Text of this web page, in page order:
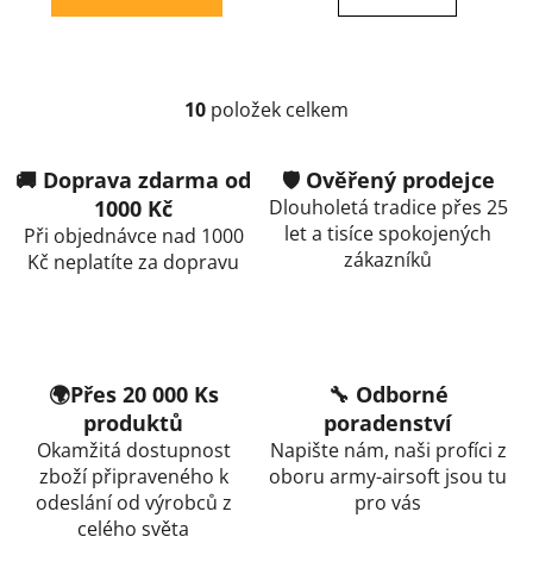
O
á
d
y
v
ý
10 položek celkem
🚚 Doprava zdarma od
1000 Kč
Při objednávce nad 1000
Kč neplatíte za dopravu
🛡️ Ověřený prodejce
Dlouholetá tradice přes 25
let a tisíce spokojených
zákazníků
🌍Přes 20 000 Ks
produktů
Okamžitá dostupnost
zboží připraveného k
odeslání od výrobců z
celého světa
🔧 Odborné
poradenství
Napište nám, naši profíci z
oboru army-airsoft jsou tu
pro vás